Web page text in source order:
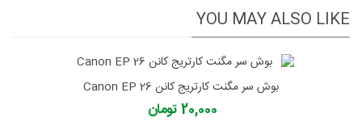
YOU MAY ALSO LIKE
بوش سر مگنت کارتریج کانن Canon EP 26
20,000 تومان